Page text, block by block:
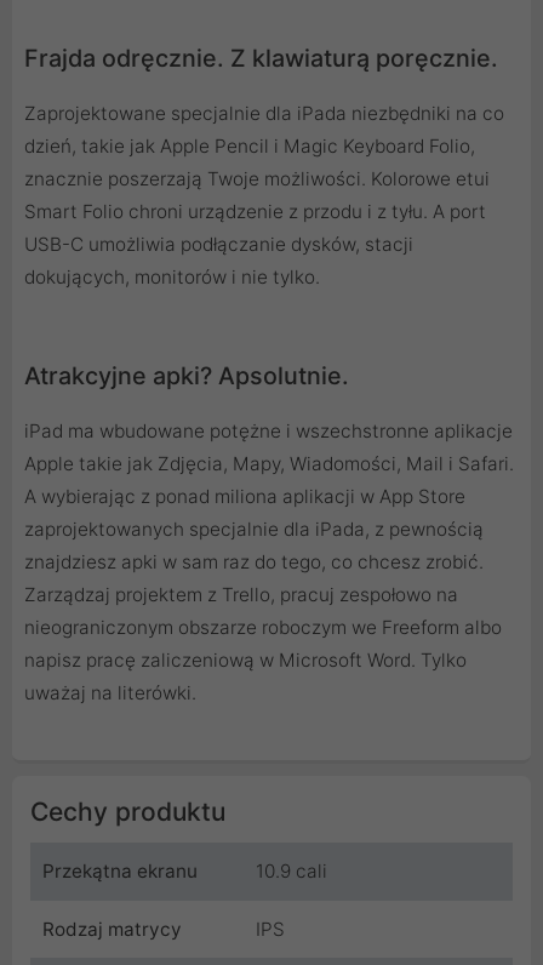
Frajda odręcznie. Z klawiaturą poręcznie.
Zaprojektowane specjalnie dla iPada niezbędniki na co
dzień, takie jak Apple Pencil i Magic Keyboard Folio,
znacznie poszerzają Twoje możliwości. Kolorowe etui
Smart Folio chroni urządzenie z przodu i z tyłu. A port
USB-C umożliwia podłączanie dysków, stacji
dokujących, monitorów i nie tylko.
Atrakcyjne apki? Apsolutnie.
iPad ma wbudowane potężne i wszechstronne aplikacje
Apple takie jak Zdjęcia, Mapy, Wiadomości, Mail i Safari.
A wybierając z ponad miliona aplikacji w App Store
zaprojektowanych specjalnie dla iPada, z pewnością
znajdziesz apki w sam raz do tego, co chcesz zrobić.
Zarządzaj projektem z Trello, pracuj zespołowo na
nieograniczonym obszarze roboczym we Freeform albo
napisz pracę zaliczeniową w Microsoft Word. Tylko
uważaj na literówki.
Cechy produktu
Przekątna ekranu 10.9 cali
Rodzaj matrycy IPS